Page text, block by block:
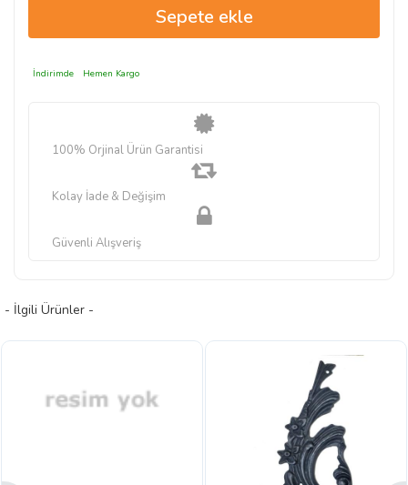
İndirimde Hemen Kargo
100% Orjinal Ürün Garantisi
Kolay İade & Değişim
Güvenli Alışveriş
- İlgili Ürünler -